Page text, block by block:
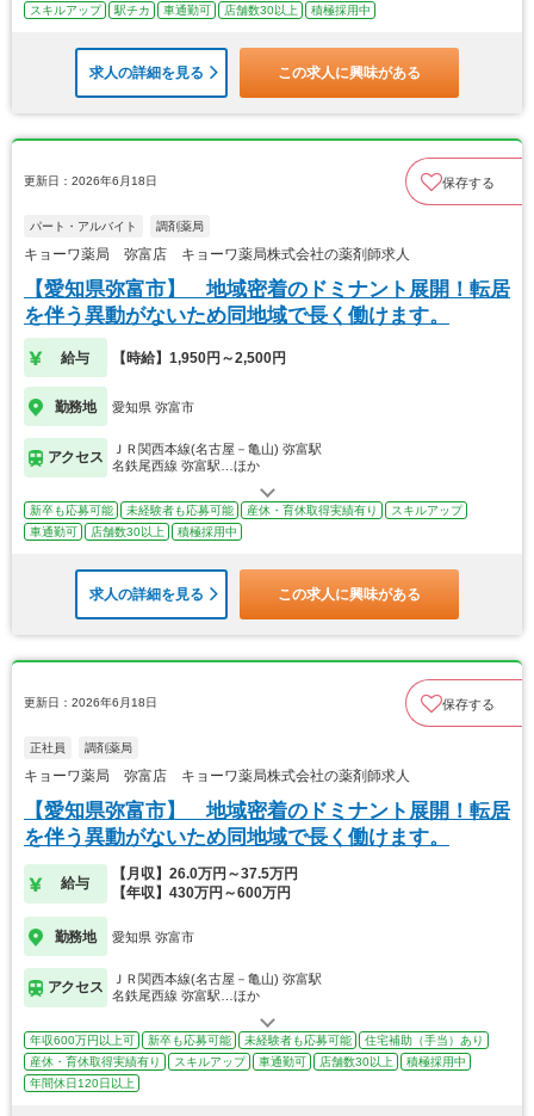
スキルアップ
駅チカ 車通勤可 店舗数30以上 積極採用中
求人の詳細を見る この求人に興味がある
更新日：2026年6月18日 保存する
パート・アルバイト 調剤薬局
キョーワ薬局 弥富店 キョーワ薬局株式会社の薬剤師求人
【愛知県弥富市】 地域密着のドミナント展開！転居
を伴う異動がないため同地域で長く働けます。
給与 【時給】1,950円～2,500円
勤務地 愛知県 弥富市
アクセス
ＪＲ関西本線(名古屋－亀山) 弥富駅
名鉄尾西線 弥富駅…ほか
新卒も応募可能 未経験者も応募可能 産休・育休取得実績有り
スキルアップ
車通勤可
店舗数30以上 積極採用中
求人の詳細を見る この求人に興味がある
更新日：2026年6月18日 保存する
正社員 調剤薬局
キョーワ薬局 弥富店 キョーワ薬局株式会社の薬剤師求人
【愛知県弥富市】 地域密着のドミナント展開！転居
を伴う異動がないため同地域で長く働けます。
給与
【月収】26.0万円～37.5万円
【年収】430万円～600万円
勤務地 愛知県 弥富市
アクセス
ＪＲ関西本線(名古屋－亀山) 弥富駅
名鉄尾西線 弥富駅…ほか
年収600万円以上可 新卒も応募可能 未経験者も応募可能
住宅補助（手当）あり
産休・育休取得実績有り
スキルアップ 車通勤可 店舗数30以上
積極採用中
年間休日120日以上